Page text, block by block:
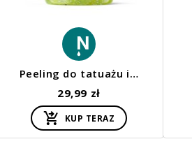
Peeling do tatuażu i…
29,99 zł
KUP TERAZ